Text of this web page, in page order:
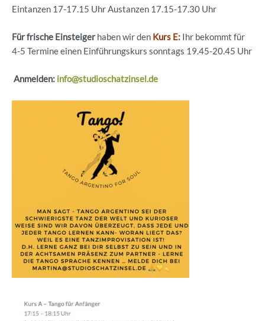
Eintanzen 17-17.15 Uhr Austanzen 17.15-17.30 Uhr
Für frische Einsteigerhaben wir den Kurs E: Ihr bekommt für
4-5 Termine einen Einführungskurs sonntags 19.45-20.45 Uhr
Anmelden: info@studioschatzinsel.de